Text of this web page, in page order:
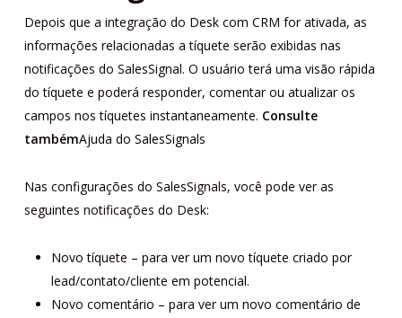
Depois que a integração do Desk com CRM for ativada, as
informações relacionadas a tíquete serão exibidas nas
notificações do SalesSignal. O usuário terá uma visão rápida
do tíquete e poderá responder, comentar ou atualizar os
campos nos tíquetes instantaneamente. Consulte
tambémAjuda do SalesSignals
Nas configurações do SalesSignals, você pode ver as
seguintes notificações do Desk:
Novo tíquete – para ver um novo tíquete criado por
lead/contato/cliente em potencial.
Novo comentário – para ver um novo comentário de